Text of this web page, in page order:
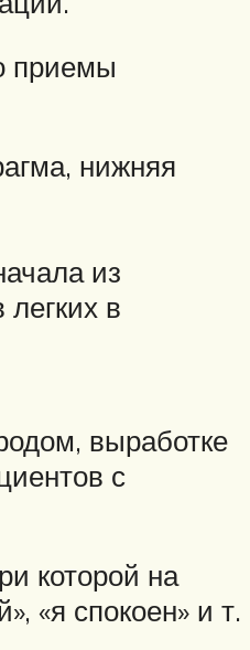
приемы
нижняя
из
в
выработке
с
которой на
«я спокоен» и т.